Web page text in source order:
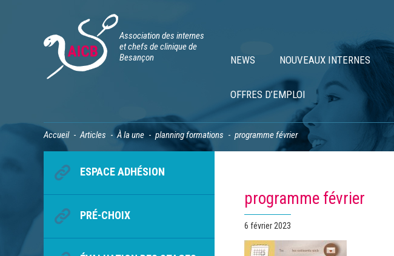
Association des internes
et chefs de clinique de
Besançon
NEWS NOUVEAUX INTERNES
OFFRES D’EMPLOI
Accueil Articles À la une planning formations programme février
ESPACE ADHÉSION
PRÉ-CHOIX
programme février
Publié
6 février 2023